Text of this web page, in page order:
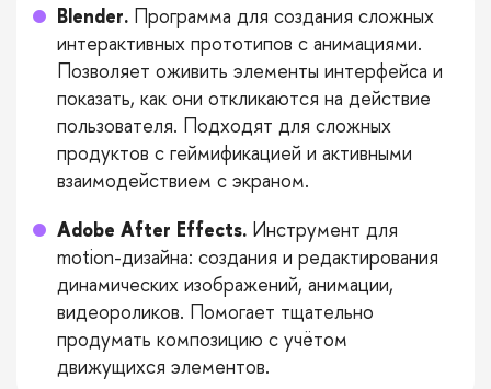
Blender. Программа для создания сложных
интерактивных прототипов с анимациями.
Позволяет оживить элементы интерфейса и
показать, как они откликаются на действие
пользователя. Подходят для сложных
продуктов с геймификацией и активными
взаимодействием с экраном.
Adobe After Effects. Инструмент для
motion-дизайна: создания и редактирования
динамических изображений, анимации,
видеороликов. Помогает тщательно
продумать композицию с учётом
движущихся элементов.